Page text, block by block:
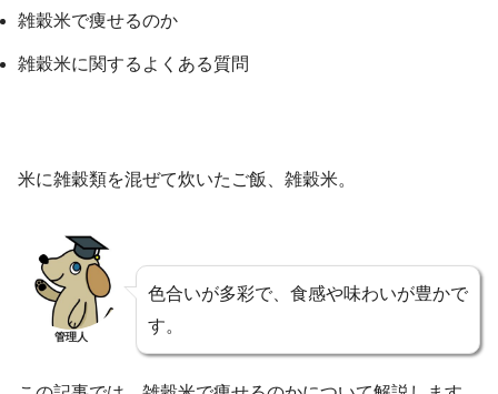
雑穀米で痩せるのか
雑穀米に関するよくある質問
米に雑穀類を混ぜて炊いたご飯、雑穀米。
管理人
色合いが多彩で、食感や味わいが豊かで
す。